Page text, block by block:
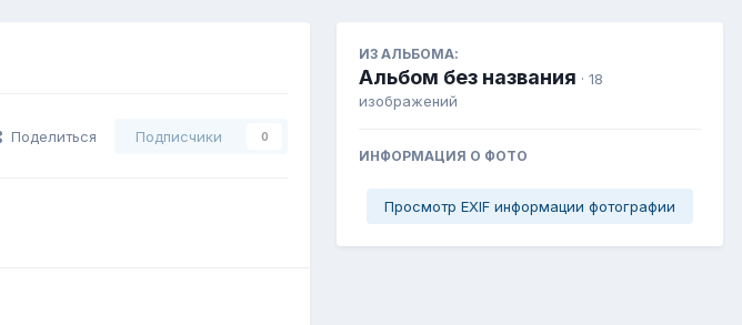
Поделиться Подписчики 0
ИЗ АЛЬБОМА:
Альбом без названия · 18
изображений
ИНФОРМАЦИЯ О ФОТО
Просмотр EXIF информации фотографии